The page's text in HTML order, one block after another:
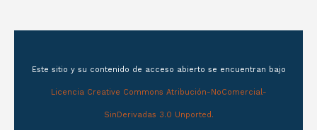
Este sitio y su contenido de acceso abierto se encuentran bajo
Licencia Creative Commons Atribución-NoComercial-
SinDerivadas 3.0 Unported.